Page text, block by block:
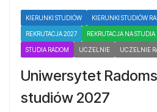
KIERUNKI STUDIÓW KIERUNKI STUDIÓW
REKRUTACJA 2027 REKRUTACJA NA STUDIA
STUDIA RADOM UCZELNIE UCZELNIE
Uniwersytet
studiów 2027